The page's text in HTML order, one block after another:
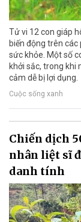
Tử vi 12 con giáp
biến động trên các
sức khỏe. Một số
khởi sắc, trong khi
cảm dễ bị lợi dụng.
Cuộc sống xanh
Chiến dịch
nhân liệt sĩ
danh tính